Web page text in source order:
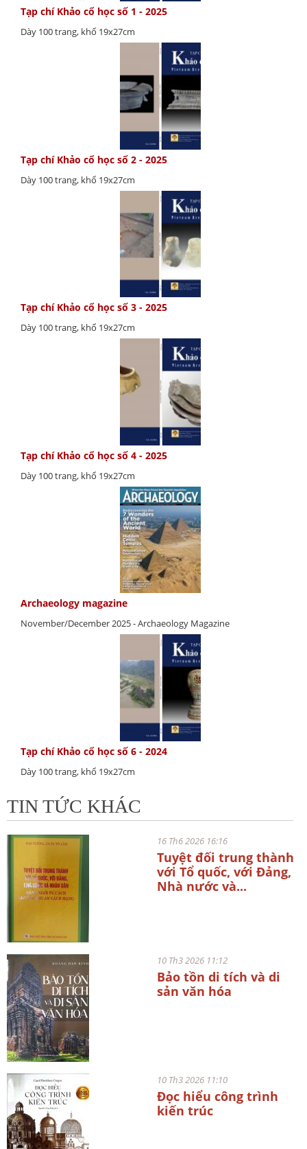
Tạp chí Khảo cổ học số 1 - 2025
Dày 100 trang, khổ 19x27cm
Tạp chí Khảo cổ học số 2 - 2025
Dày 100 trang, khổ 19x27cm
Tạp chí Khảo cổ học số 3 - 2025
Dày 100 trang, khổ 19x27cm
Tạp chí Khảo cổ học số 4 - 2025
Dày 100 trang, khổ 19x27cm
Archaeology magazine
November/December 2025 - Archaeology Magazine
Tạp chí Khảo cổ học số 6 - 2024
Dày 100 trang, khổ 19x27cm
TIN TỨC KHÁC
16 Th6 2026 16:16
Tuyệt đối trung thành
với Tổ quốc, với Đảng,
Nhà nước và...
10 Th3 2026 11:12
Bảo tồn di tích và di
sản văn hóa
10 Th3 2026 11:10
Đọc hiểu công trình
kiến trúc